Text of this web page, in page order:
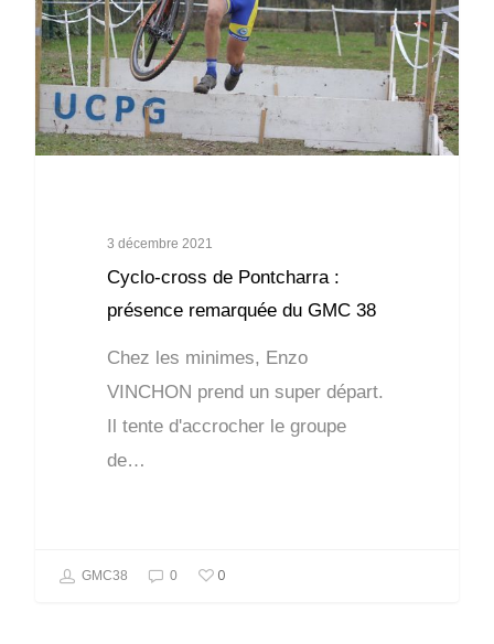
3 décembre 2021
Cyclo-cross de Pontcharra :
présence remarquée du GMC 38
Chez les minimes, Enzo
VINCHON prend un super départ.
Il tente d'accrocher le groupe
de…
GMC38 0 0